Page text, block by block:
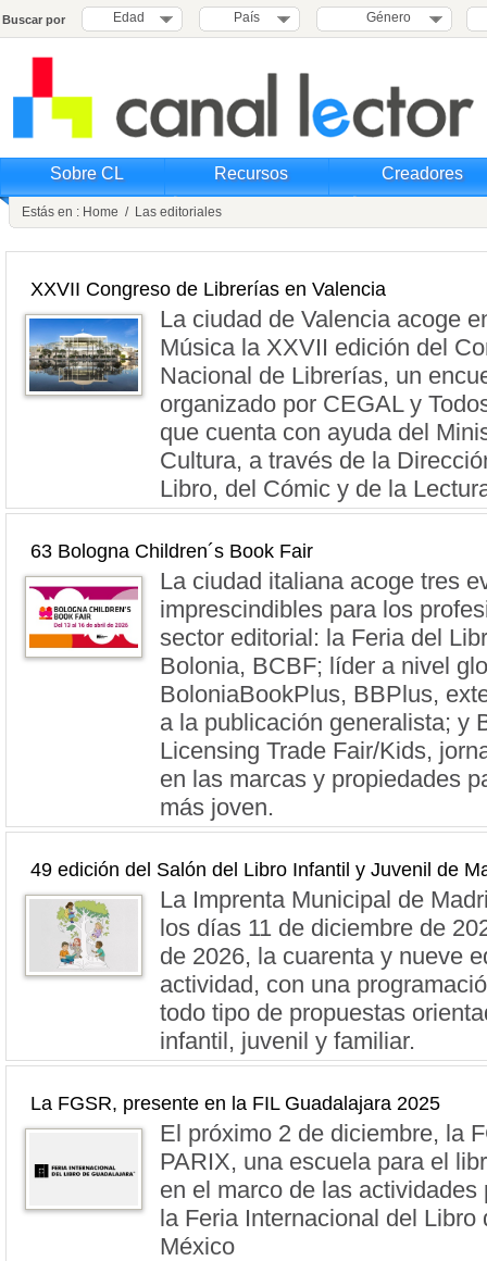
Buscar por Edad País Género
Sobre CL Recursos Creadores
Estás en : Home / Las editoriales
XXVII Congreso de Librerías en Valencia
La ciudad de Valencia acoge
Música la XXVII edición del
Nacional de Librerías, un
organizado por CEGAL y
que cuenta con ayuda del
Cultura, a través de la
Libro, del Cómic y de la
63 Bologna Children´s Book Fair
La ciudad italiana acoge tres
imprescindibles para los
sector editorial: la Feria del
Bolonia, BCBF; líder a nivel
BoloniaBookPlus, BBPlus,
a la publicación generalista; y
Licensing Trade Fair/Kids,
en las marcas y propiedades
más joven.
49 edición del Salón del Libro Infantil y Juvenil de
La Imprenta Municipal de
los días 11 de diciembre de
de 2026, la cuarenta y nueve
actividad, con una
todo tipo de propuestas
infantil, juvenil y familiar.
La FGSR, presente en la FIL Guadalajara 2025
El próximo 2 de diciembre, la
PARIX, una escuela para el
en el marco de las actividades
la Feria Internacional del Libro
México